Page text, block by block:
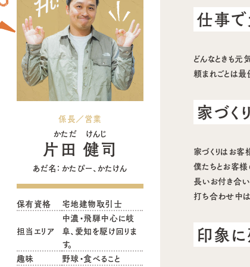
係長／営業
かただ けんじ
片田 健司
あだ名：かたぴー、かたけん
保有資格 宅地建物取引士
担当エリア
中濃・飛騨中心に岐
阜、愛知を駆け回りま
す。
趣味
野球・食べること
仕事で
どんなときも元
頼まれごとは最
家づく
家づくりはお
僕たちとお客
長いお付き合い
打ち合わせ中は
印象に